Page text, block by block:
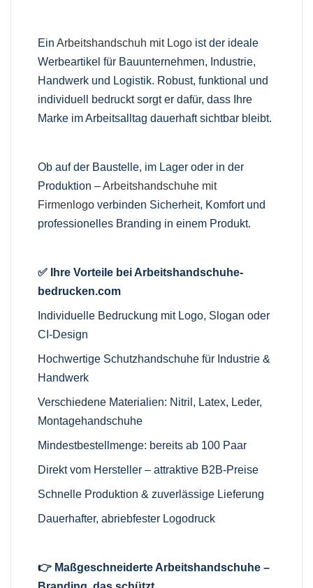
EinArbeitshandschuh mit Logo ist der ideale
Werbeartikel für Bauunternehmen, Industrie,
Handwerk und Logistik. Robust, funktional und
individuell bedruckt sorgt er dafür, dass Ihre
Marke im Arbeitsalltag dauerhaft sichtbar bleibt.
Ob auf der Baustelle, im Lager oder in der
Produktion –Arbeitshandschuhe mit
Firmenlogo verbinden Sicherheit, Komfort und
professionelles Branding in einem Produkt.
✅ Ihre Vorteile bei Arbeitshandschuhe-
bedrucken.com
Individuelle Bedruckung mit Logo, Slogan oder
CI-Design
Hochwertige Schutzhandschuhe für Industrie &
Handwerk
Verschiedene Materialien: Nitril, Latex, Leder,
Montagehandschuhe
Mindestbestellmenge: bereits ab 100 Paar
Direkt vom Hersteller – attraktive B2B-Preise
Schnelle Produktion & zuverlässige Lieferung
Dauerhafter, abriebfester Logodruck
👉 Maßgeschneiderte Arbeitshandschuhe –